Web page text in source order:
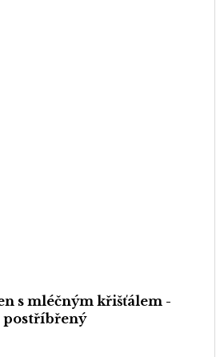
s mléčným křišťálem -
postříbřený